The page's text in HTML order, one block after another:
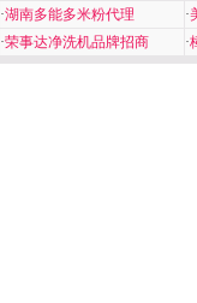
·湖南多能多米粉代理 ·
·荣事达净洗机品牌招商 ·